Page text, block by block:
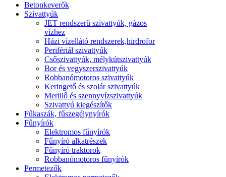
Betonkeverők
Szivattyúk
JET rendszerű szivattyúk, gázos
vízhez
Házi vízellátó rendszerek,hirdrofor
Perifériál szivattyúk
Csőszivattyúk, mélykútszivattyúk
Bor és vegyszerszivattyúk
Robbanómotoros szivattyúk
Keringető és szolár szivattyúk
Merülő és szennyvízszivattyúk
Szivattyú kiegészítők
Fűkaszák, fűszegélynyírók
Fűnyírók
Elektromos fűnyírók
Fűnyíró alkatrészek
Fűnyíró traktorok
Robbanómotoros fűnyírók
Permetezők